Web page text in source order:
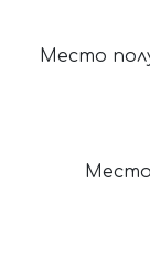
Место
Место